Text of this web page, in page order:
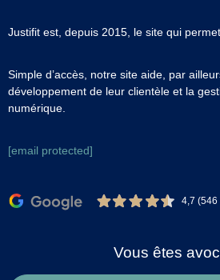
Justifit est, depuis 2015, le site qui
Simple d’accès, notre site aide, par
développement de leur clientèle et la
numérique.
[email protected]
4,7 (546
Vous êtes